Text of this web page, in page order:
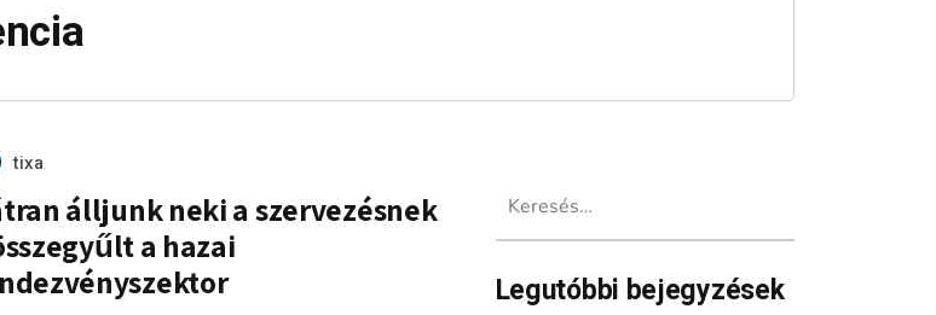
tixa
álljunk neki a szervezésnek
a hazai
Legutóbbi bejegyzések